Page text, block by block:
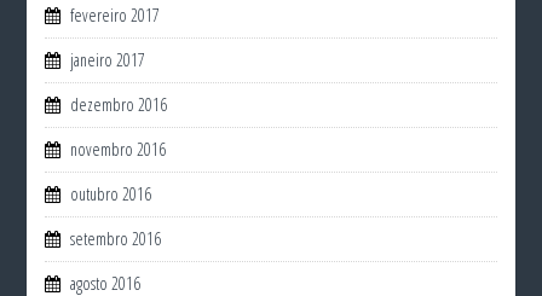
fevereiro 2017
janeiro 2017
dezembro 2016
novembro 2016
outubro 2016
setembro 2016
agosto 2016